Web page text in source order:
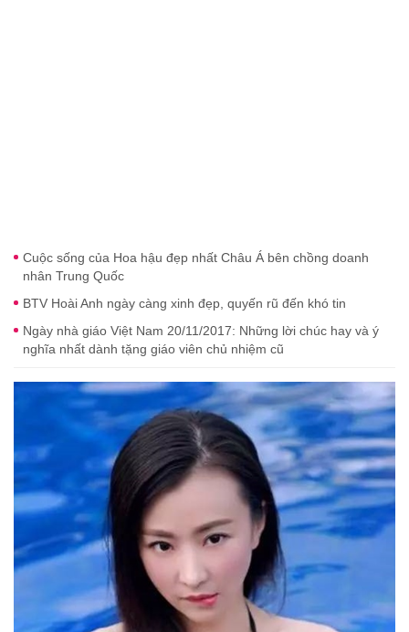
Cuộc sống của Hoa hậu đẹp nhất Châu Á bên chồng doanh
nhân Trung Quốc
BTV Hoài Anh ngày càng xinh đẹp, quyến rũ đến khó tin
Ngày nhà giáo Việt Nam 20/11/2017: Những lời chúc hay và ý
nghĩa nhất dành tặng giáo viên chủ nhiệm cũ